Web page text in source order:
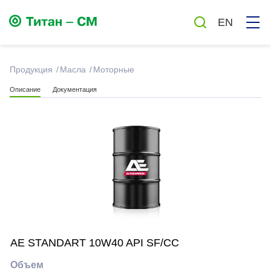
EN
Продукция Масла Моторные
Описание Документация
AE STANDART 10W40 API SF/CC
Объем
Смазки
Автохимия и автокосметика
Антисептики